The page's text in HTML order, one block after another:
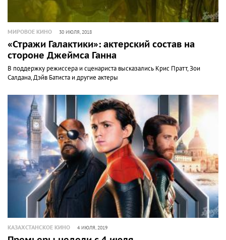
МИРОВОЕ КИНО 30 ИЮЛЯ, 2018
«Стражи Галактики»: актерский состав на
стороне Джеймса Ганна
В поддержку режиссера и сценариста высказались Крис Пратт, Зои
Салдана, Дэйв Батиста и другие актеры
КАЗАХСТАНСКОЕ КИНО 4 ИЮЛЯ, 2019